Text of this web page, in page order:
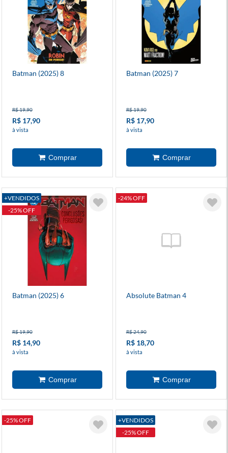
Batman (2025) 8
R$ 19,90
R$ 17,90
à vista
Batman (2025) 7
R$ 19,90
R$ 17,90
à vista
+VENDIDOS
-25% OFF
Batman (2025) 6
R$ 19,90
R$ 14,90
à vista
-24% OFF
Absolute Batman 4
R$ 24,90
R$ 18,70
à vista
-25% OFF
+VENDIDOS
-25% OFF